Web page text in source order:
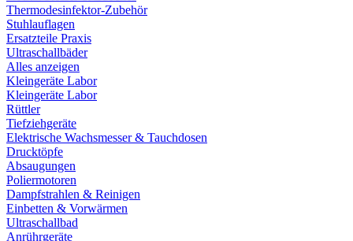
Thermodesinfektor-Zubehör
Stuhlauflagen
Ersatzteile Praxis
Ultraschallbäder
Alles anzeigen
Kleingeräte Labor
Kleingeräte Labor
Rüttler
Tiefziehgeräte
Elektrische Wachsmesser & Tauchdosen
Drucktöpfe
Absaugungen
Poliermotoren
Dampfstrahlen & Reinigen
Einbetten & Vorwärmen
Ultraschallbad
Anrührgeräte